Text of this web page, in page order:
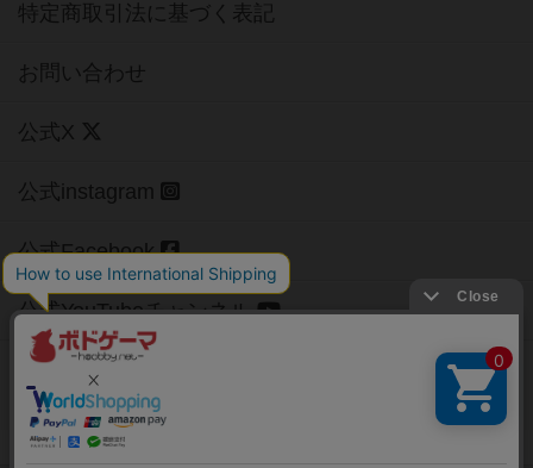
特定商取引法に基づく表記
お問い合わせ
公式X
公式instagram
公式Facebook
公式YouTubeチャンネル